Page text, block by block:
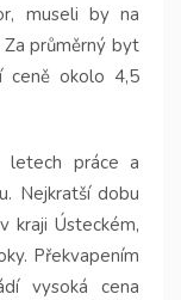
museli by na
průměrný byt
ceně okolo 4,5
letech práce a
Nejkratší dobu
kraji Ústeckém,
Překvapením
vysoká cena